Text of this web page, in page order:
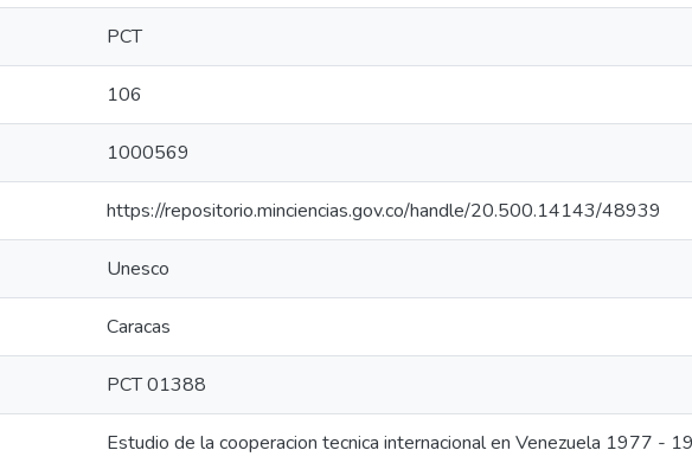
PCT
106
1000569
https://repositorio.minciencias.gov.co/handle/20.500.14143/48939
Unesco
Caracas
PCT 01388
Estudio de la cooperacion tecnica internacional en Venezuela 1977 -